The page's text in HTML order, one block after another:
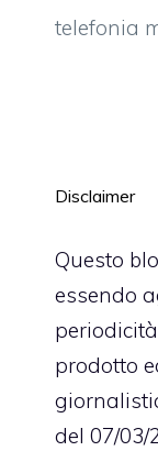
telefonia
Disclaimer
Questo
essendo
prodotto
del 07/03/